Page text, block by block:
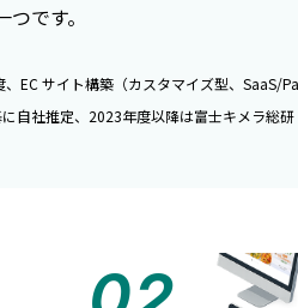
です。
EC サイト構築（カスタマイズ型、SaaS/
自社推定、2023年度以降は富士キメラ総